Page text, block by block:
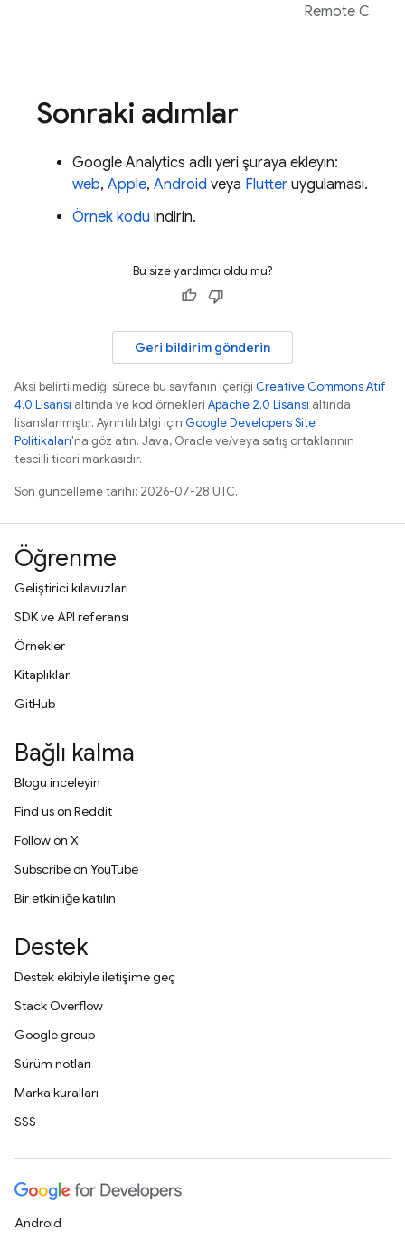
Remote Config
Sonraki adımlar
Google Analytics adlı yeri şuraya ekleyin:
web, Apple, Android veya Flutter uygulaması.
Örnek kodu indirin.
Bu size yardımcı oldu mu?
Geri bildirim gönderin
Aksi belirtilmediği sürece bu sayfanın içeriği Creative Commons Atıf
4.0 Lisansı altında ve kod örnekleri Apache 2.0 Lisansı altında
lisanslanmıştır. Ayrıntılı bilgi için Google Developers Site
Politikaları'na göz atın. Java, Oracle ve/veya satış ortaklarının
tescilli ticari markasıdır.
Son güncelleme tarihi: 2026-07-28 UTC.
Öğrenme
Geliştirici kılavuzları
SDK ve API referansı
Örnekler
Kitaplıklar
GitHub
Bağlı kalma
Blogu inceleyin
Find us on Reddit
Follow on X
Subscribe on YouTube
Bir etkinliğe katılın
Destek
Destek ekibiyle iletişime geç
Stack Overflow
Google group
Sürüm notları
Marka kuralları
SSS
Android